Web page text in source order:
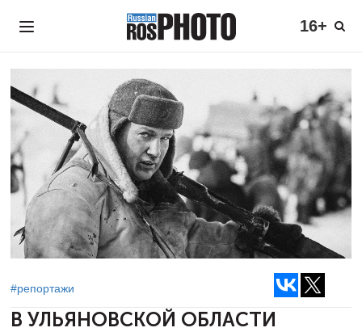
16+
#репортажи
В УЛЬЯНОВСКОЙ ОБЛАСТИ